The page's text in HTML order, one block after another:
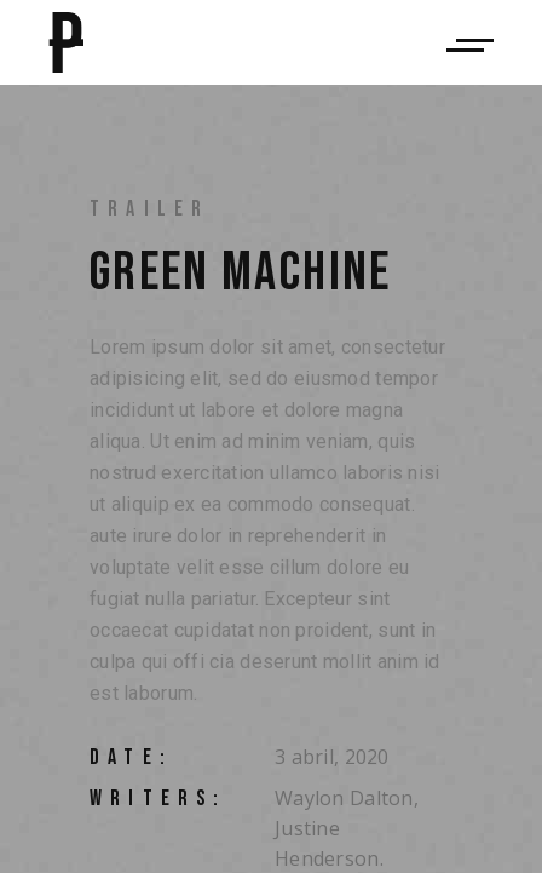
TRAILER
GREEN MACHINE
Lorem ipsum dolor sit amet, consectetur
adipisicing elit, sed do eiusmod tempor
incididunt ut labore et dolore magna
aliqua. Ut enim ad minim veniam, quis
nostrud exercitation ullamco laboris nisi
ut aliquip ex ea commodo consequat.
aute irure dolor in reprehenderit in
voluptate velit esse cillum dolore eu
fugiat nulla pariatur. Excepteur sint
occaecat cupidatat non proident, sunt in
culpa qui offi cia deserunt mollit anim id
est laborum.
DATE: 3 abril, 2020
WRITERS:
Waylon Dalton,
Justine
Henderson.